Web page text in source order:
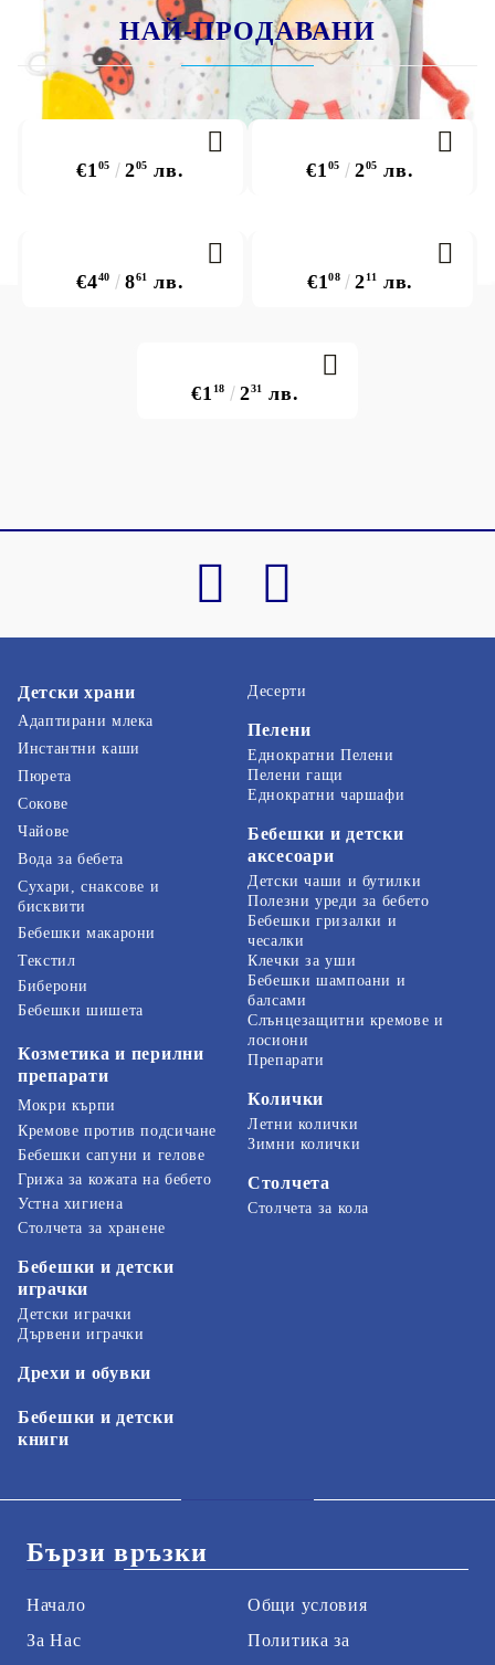
НАЙ-ПРОДАВАНИ
€105 205 лв. €105 205 лв.
€440 861 лв. €108 211 лв.
€1 18 231 лв.
Детски храни
Адаптирани млека
Инстантни каши
Пюрета
Сокове
Чайове
Вода за бебета
Сухари, снаксове и
бисквити
Бебешки макарони
Десерти
Пелени
Еднократни Пелени
Пелени гащи
Еднократни чаршафи
Бебешки и детски
аксесоари
Детски чаши и бутилки
Полезни уреди за бебето
Бебешки гризалки и
чесалки
Текстил
Биберони
Бебешки шишета
Козметика и перилни
препарати
Мокри кърпи
Кремове против подсичане
Бебешки сапуни и гелове
Грижа за кожата на бебето
Устна хигиена
Клечки за уши
Бебешки шампоани и
балсами
Слънцезащитни кремове и
лосиони
Препарати
Колички
Летни колички
Зимни колички
Столчета
Столчета за кола
Столчета за хранене
Бебешки и детски
играчки
Детски играчки
Дървени играчки
Дрехи и обувки
Бебешки и детски
книги
Бързи връзки
Начало
За Нас
Общи условия
Политика за